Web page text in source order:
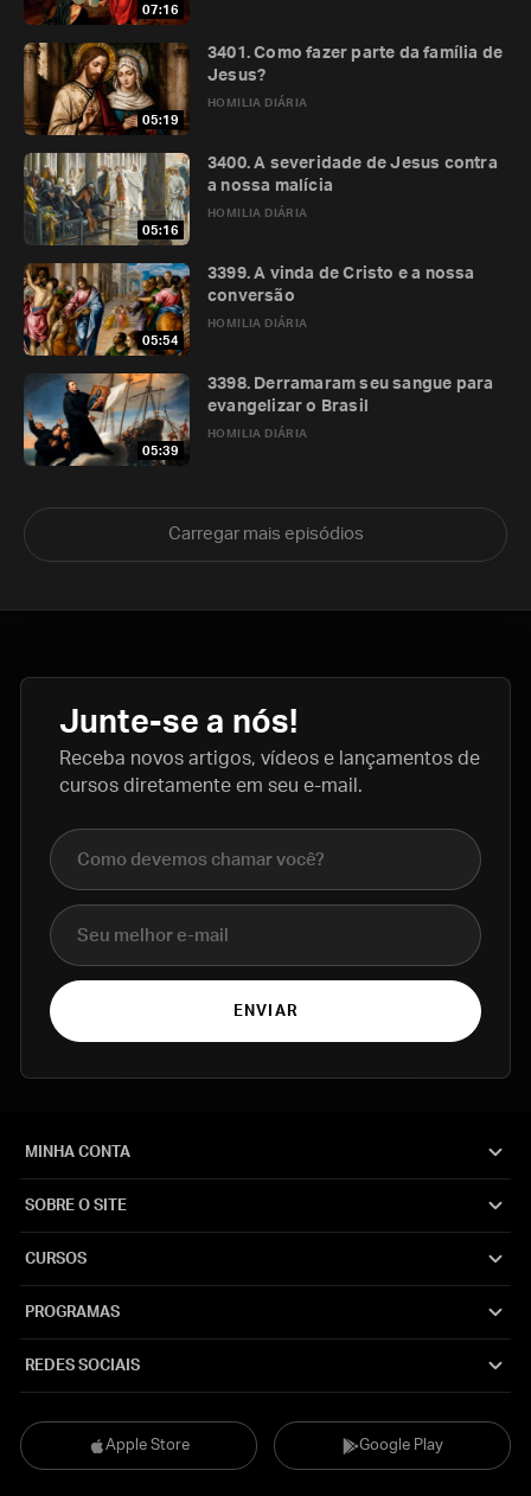
07:16
05:19
HOMILIA DIÁRIA
3401. Como fazer parte da família de
Jesus?
05:16
HOMILIA DIÁRIA
3400. A severidade de Jesus contra
a nossa malícia
05:54
HOMILIA DIÁRIA
3399. A vinda de Cristo e a nossa
conversão
05:39
HOMILIA DIÁRIA
3398. Derramaram seu sangue para
evangelizar o Brasil
Carregar mais episódios
Junte-se a nós!
Receba novos artigos, vídeos e lançamentos de
cursos diretamente em seu e-mail.
Nome completo
E-mail
ENVIAR
Apple Store Google Play
MINHA CONTA
SOBRE O SITE
CURSOS
PROGRAMAS
REDES SOCIAIS